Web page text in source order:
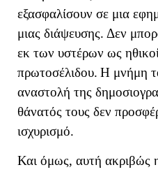
εξασφαλίσουν σε μια
μιας διάψευσης. Δεν
εκ των υστέρων ως
πρωτοσέλιδου. Η μνήμη
αναστολή της
θάνατός τους δεν
ισχυρισμό.
Και όμως, αυτή ακριβώς